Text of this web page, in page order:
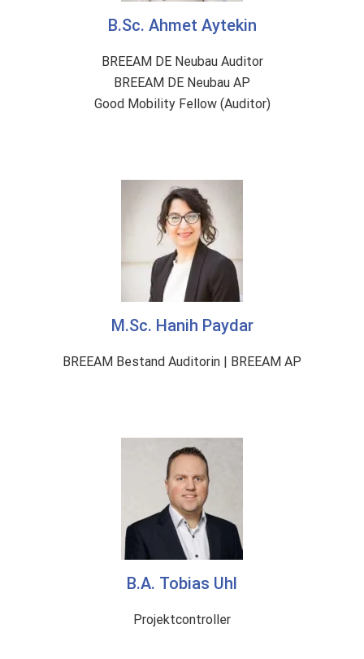
B.Sc. Ahmet Aytekin
BREEAM DE Neubau Auditor
BREEAM DE Neubau AP
Good Mobility Fellow (Auditor)
M.Sc. Hanih Paydar
BREEAM Bestand Auditorin | BREEAM AP
B.A. Tobias Uhl
Projektcontroller